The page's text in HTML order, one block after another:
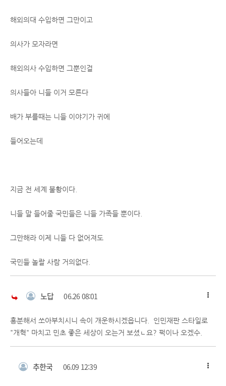
해외의대 수입하면 그만이고
의사가 모자라면
해외의사 수입하면 그뿐인걸
의사들아 니들 이거 모른다
배가 부를때는 니들 이야기가 귀에
들어오는데
지금 전 세계 불황이다.
니들 말 들어줄 국민들은 니들 가족들 뿐이다.
그만해라 이제 니들 다 없어져도
국민들 놀랄 사람 거의없다.
노답 06.26 08:01
흥분해서 쏘아부치시니 속이 개운하시겠읍니다. 인민재판 스타일로
"개혁" 마치고 민초 좋은 세상이 오는거 보셨ㄴ요? 퍽이나 오겠수.
추한국 06.09 12:39